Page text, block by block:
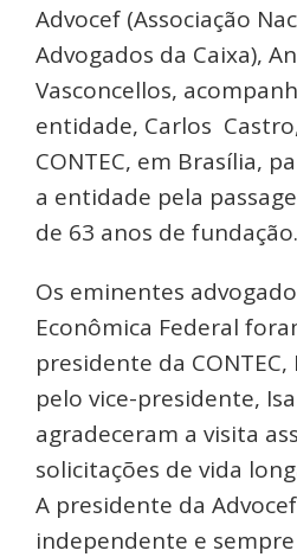
Advocef (Associação
Advogados da Caixa),
Vasconcellos,
entidade, Carlos
CONTEC, em Brasília,
a entidade pela
de 63 anos de fundação.
Os eminentes
Econômica Federal
presidente da
pelo vice-presidente,
agradeceram a visita
solicitações de vida
A presidente da
independente e